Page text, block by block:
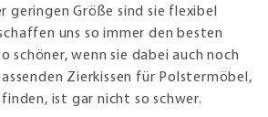
geringen Größe sind sie flexibel
uns so immer den besten
schöner, wenn sie dabei auch noch
Zierkissen für Polstermöbel,
finden, ist gar nicht so schwer.